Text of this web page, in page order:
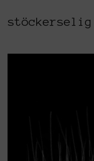
stöckerselig